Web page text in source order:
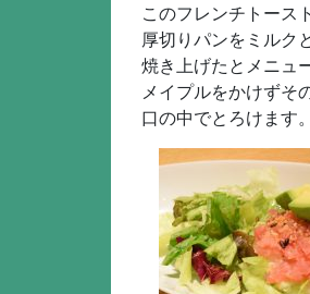
このフレンチトース
厚切りパンをミルク
焼き上げたとメニュ
メイプルをかけずそ
口の中でとろけます。